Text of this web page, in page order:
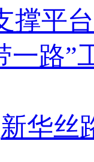
撑平台
一路”
新华丝